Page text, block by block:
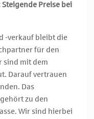
Preise bei
-verkauf bleibt die
für den
sind mit dem
Darauf vertrauen
Das
zu den
Wir sind hierbei